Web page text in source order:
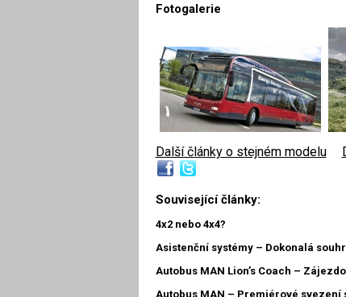
Fotogalerie
Další články o stejném modelu
Související články:
4x2 nebo 4x4?
Asistenční systémy – Dokonalá
Autobus MAN Lion’s Coach –
Autobus MAN – Premiérové svezení